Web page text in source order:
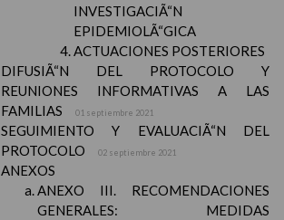
INVESTIGACIÃ“N
EPIDEMIOLÃ“GICA
ACTUACIONES POSTERIORES
DIFUSIÃ“N DEL PROTOCOLO Y
REUNIONES INFORMATIVAS A LAS
FAMILIAS
01 septiembre 2021
SEGUIMIENTO Y EVALUACIÃ“N DEL
PROTOCOLO
02 septiembre 2021
ANEXOS
ANEXO III. RECOMENDACIONES
GENERALES: MEDIDAS